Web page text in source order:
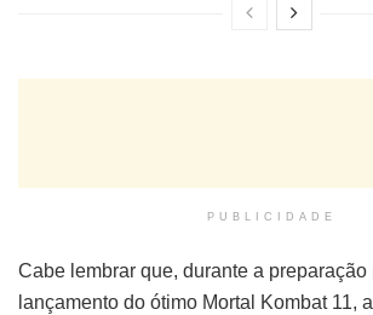
PUBLICIDADE
Cabe lembrar que, durante a preparação
lançamento do ótimo Mortal Kombat 11,